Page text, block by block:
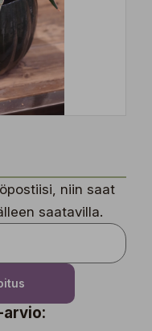
niin saat
saatavilla.
arvio: